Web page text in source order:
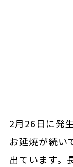
2月26日に発
お延焼が続い
出ています。